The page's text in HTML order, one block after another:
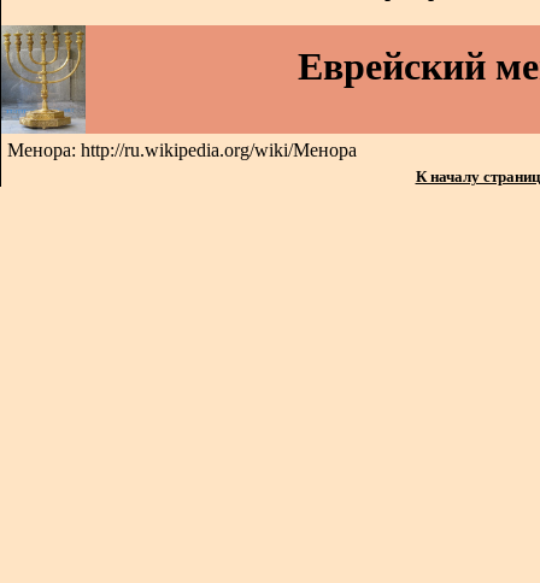
Еврейский
Менора: http://ru.wikipedia.org/wiki/Менора
К началу